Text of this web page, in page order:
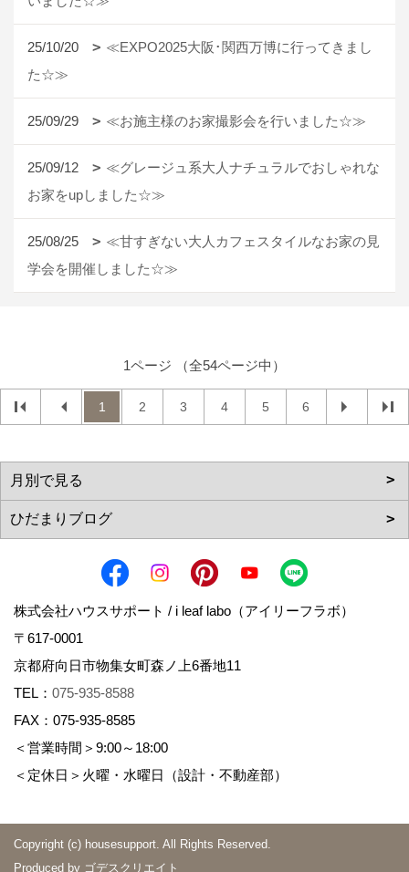
25/10/20
≪EXPO2025大阪･関西万博に行ってきまし
た☆≫
25/09/29 ≪お施主様のお家撮影会を行いました☆≫
25/09/12
≪グレージュ系大人ナチュラルでおしゃれな
お家をupしました☆≫
25/08/25
≪甘すぎない大人カフェスタイルなお家の見
学会を開催しました☆≫
1ページ （全54ページ中）
1 2 3 4 5 6
株式会社ハウスサポート / i leaf labo（アイリーフラボ）
〒617-0001
京都府向日市物集女町森ノ上6番地11
TEL： 075-935-8588
FAX：075-935-8585
＜営業時間＞9:00～18:00
＜定休日＞火曜・水曜日（設計・不動産部）
Copyright (c) housesupport. All Rights Reserved.
Produced by ゴデスクリエイト